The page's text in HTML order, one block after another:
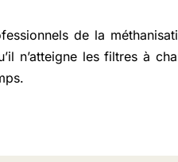
de la
n’atteigne les filtres à